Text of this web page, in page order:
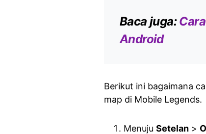
Baca juga:
Android
Berikut ini bagaimana
map di Mobile Legends.
Menuju Setelan >